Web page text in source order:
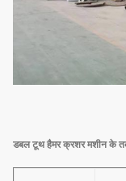
डबल टूथ हैमर क्रशर मशीन के